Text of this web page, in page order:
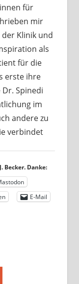
für
mir
Klinik und
als
für die
erste ihre
Spinedi
im
andere zu
verbindet
Becker. Danke:
E-Mail